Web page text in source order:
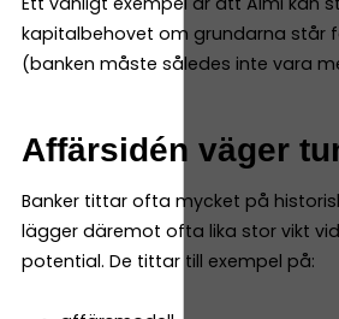
kapitalbehovet om grundarna står
(banken måste således inte vara
Affärsidén väger
Banker tittar ofta mycket på
lägger däremot ofta lika stor vikt
potential. De tittar till exempel på: